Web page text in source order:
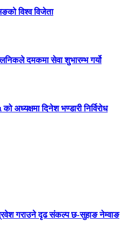
विश्व विजेता
दमकमा सेवा शुभारम्भ गर्यो
अध्यक्षमा दिनेश भण्डारी निर्विरोध
गराउने दृढ संकल्प छ-सुहाङ नेम्वाङ